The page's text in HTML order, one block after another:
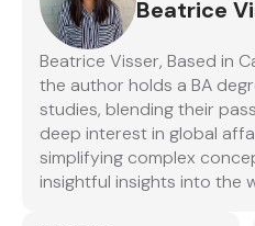
Beatrice
Beatrice Visser, Based in
the author holds a BA
studies, blending their
deep interest in global
simplifying complex
insightful insights into the